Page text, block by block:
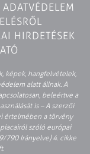
ADATVÉDELEM
HIRDETÉSEK
képek, hangfelvételek,
alatt állnak. A
beleértve a
is – A szerzői
értelmében a törvény
piacairól szóló európai
790 Irányelve) 4. cikke